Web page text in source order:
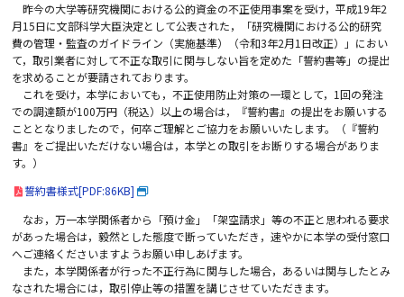
昨今の大学等研究機関における公的資金の不正使用事案を受け，平成19年2
月15日に文部科学大臣決定として公表された，「研究機関における公的研究
費の管理・監査のガイドライン（実施基準）（令和3年2月1日改正）」におい
て，取引業者に対して不正な取引に関与しない旨を定めた「誓約書等」の提出
を求めることが要請されております。
これを受け，本学においても，不正使用防止対策の一環として，1回の発注
での調達額が100万円（税込）以上の場合は，『誓約書』の提出をお願いする
こととなりましたので，何卒ご理解とご協力をお願いいたします。（『誓約
書』をご提出いただけない場合は，本学との取引をお断りする場合がありま
す。）
誓約書様式[PDF:86KB]
なお，万一本学関係者から「預け金」「架空請求」等の不正と思われる要求
があった場合は，毅然とした態度で断っていただき，速やかに本学の受付窓口
へご連絡くださいますようお願い申しあげます。
また，本学関係者が行った不正行為に関与した場合，あるいは関与したとみ
なされた場合には，取引停止等の措置を講じさせていただきます。